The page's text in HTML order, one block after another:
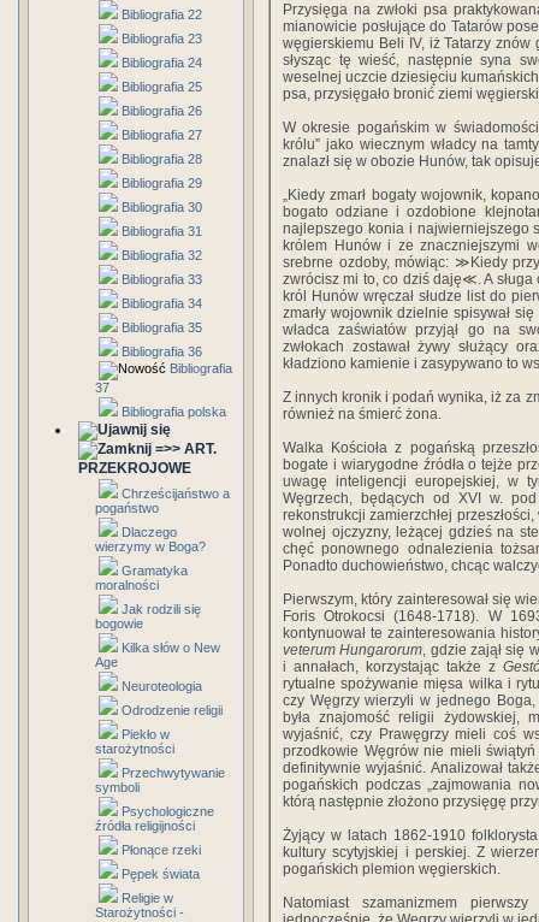
Bibliografia 22
Bibliografia 23
Bibliografia 24
Bibliografia 25
Bibliografia 26
Bibliografia 27
Bibliografia 28
Bibliografia 29
Bibliografia 30
Bibliografia 31
Bibliografia 32
Bibliografia 33
Bibliografia 34
Bibliografia 35
Bibliografia 36
Bibliografia
37
Bibliografia polska
=>> ART.
PRZEKROJOWE
Chrześcijaństwo a
pogaństwo
Dlaczego
wierzymy w Boga?
Gramatyka
moralności
Jak rodzili się
bogowie
Kilka słów o New
Age
Neuroteologia
Odrodzenie religii
Piekło w
starożytności
Przechwytywanie
symboli
Psychologiczne
źródła religijności
Płonące rzeki
Pępek świata
Religie w
Starożytności -
Przysięga na zwłoki psa
mianowicie posłujące do Tatarów
węgierskiemu Beli IV, iż Tatarzy
słysząc tę wieść, następnie syna
weselnej uczcie dziesięciu
psa, przysięgało bronić ziemi
W okresie pogańskim w
królu” jako wiecznym władcy na
znalazł się w obozie Hunów, tak
„Kiedy zmarł bogaty wojownik,
bogato odziane i ozdobione
najlepszego konia i najwierniejszego
królem Hunów i ze znaczniejszymi
srebrne ozdoby, mówiąc: ≫Kiedy
zwrócisz mi to, co dziś daję≪. A
król Hunów wręczał słudze list do
zmarły wojownik dzielnie spisywał
władca zaświatów przyjął go na
zwłokach zostawał żywy służący
kładziono kamienie i zasypywano to
Z innych kronik i podań wynika, iż za
również na śmierć żona.
Walka Kościoła z pogańską
bogate i wiarygodne źródła o tejże
uwagę inteligencji europejskiej, w
Węgrzech, będących od XVI w.
rekonstrukcji zamierzchłej
wolnej ojczyzny, leżącej gdzieś na
chęć ponownego odnalezienia
Ponadto duchowieństwo, chcąc
Pierwszym, który zainteresował się
Foris Otrokocsi (1648-1718). W
kontynuował te zainteresowania
veterum Hungarorum, gdzie zajął się
i annałach, korzystając także z
rytualne spożywanie mięsa wilka i
czy Węgrzy wierzyli w jednego
była znajomość religii żydowskiej,
wyjaśnić, czy Prawęgrzy mieli coś
przodkowie Węgrów nie mieli
definitywnie wyjaśnić. Analizował
pogańskich podczas „zajmowania
którą następnie złożono przysięgę
Żyjący w latach 1862-1910
kultury scytyjskiej i perskiej. Z
pogańskich plemion węgierskich.
Natomiast szamanizmem